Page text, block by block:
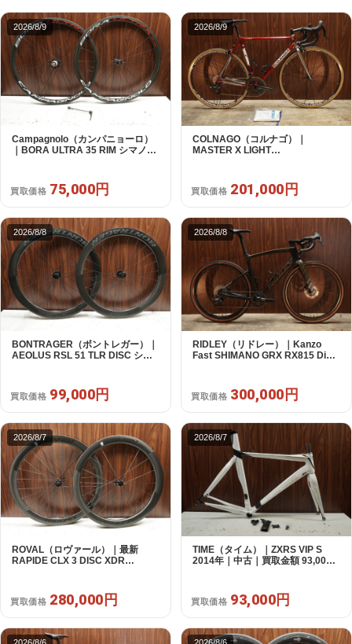
2026/8/9
Campagnolo（カンパニョーロ）
｜BORA ULTRA 35 RIM シマノフ
買取価格 75,000円
2026/8/9
COLNAGO（コルナゴ）｜
MASTER X LIGHT
年｜美品｜買取金額 201,000円
買取価格 201,000円
2026/8/8
BONTRAGER（ボントレガー）｜
AEOLUS RSL 51 TLR DISC シマ
買取価格 99,000円
2026/8/8
RIDLEY（リドレー）｜Kanzo
Fast SHIMANO GRX RX815 Di2
買取価格 300,000円
2026/8/7
ROVAL（ロヴァール）｜最新
RAPIDE CLX 3 DISC XDR
買取価格 280,000円
2026/8/7
TIME（タイム）｜ZXRS VIP S
2014年｜中古｜買取金額 93,000
買取価格 93,000円